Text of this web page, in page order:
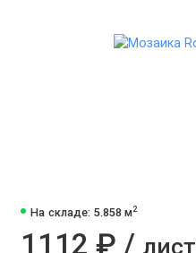
На складе: 5.858 м2
1112 ₽ / лист